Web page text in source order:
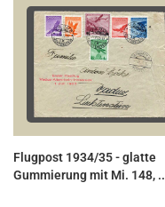
Flugpost 1934/35 - glatte
Gummierung mit Mi. 148, ..